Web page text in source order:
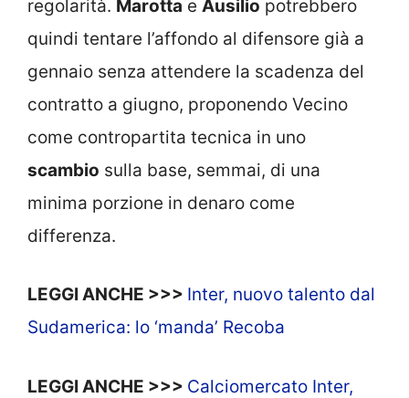
regolarità. Marotta e Ausilio potrebbero
quindi tentare l’affondo al difensore già a
gennaio senza attendere la scadenza del
contratto a giugno, proponendo Vecino
come contropartita tecnica in uno
scambio sulla base, semmai, di una
minima porzione in denaro come
differenza.
LEGGI ANCHE >>> Inter, nuovo talento dal
Sudamerica: lo ‘manda’ Recoba
LEGGI ANCHE >>> Calciomercato Inter,